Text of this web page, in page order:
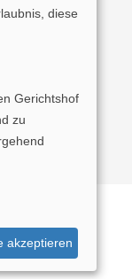
diese
Gerichtshof
zu
akzeptieren